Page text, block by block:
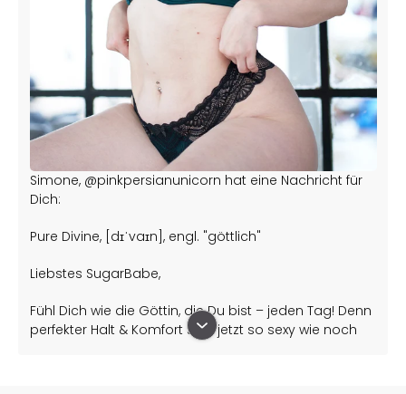
Simone, @pinkpersianunicorn hat eine Nachricht für
Dich:
Pure Divine, [dɪˈvaɪn], engl. "göttlich"
Liebstes SugarBabe,
Fühl Dich wie die Göttin, die Du bist – jeden Tag! Denn
perfekter Halt & Komfort sind jetzt so sexy wie noch